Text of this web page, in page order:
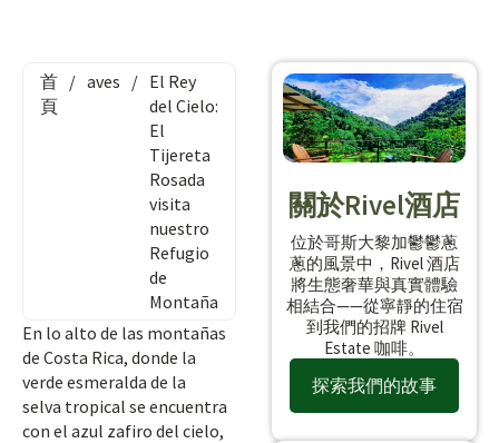
首
頁
/ aves / El Rey
del Cielo:
El
Tijereta
Rosada
visita
nuestro
Refugio
de
Montaña
En lo alto de las montañas
de Costa Rica, donde la
verde esmeralda de la
selva tropical se encuentra
con el azul zafiro del cielo,
關於Rivel酒店
位於哥斯大黎加鬱鬱蔥
蔥的風景中，Rivel 酒店
將生態奢華與真實體驗
相結合——從寧靜的住宿
到我們的招牌 Rivel
Estate 咖啡。
探索我們的故事